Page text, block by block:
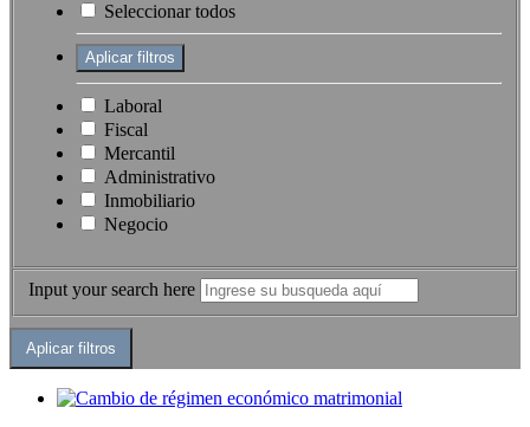
Seleccionar todos
Laboral
Fiscal
Mercantil
Administrativo
Inmobiliario
Negocio
Input your search here